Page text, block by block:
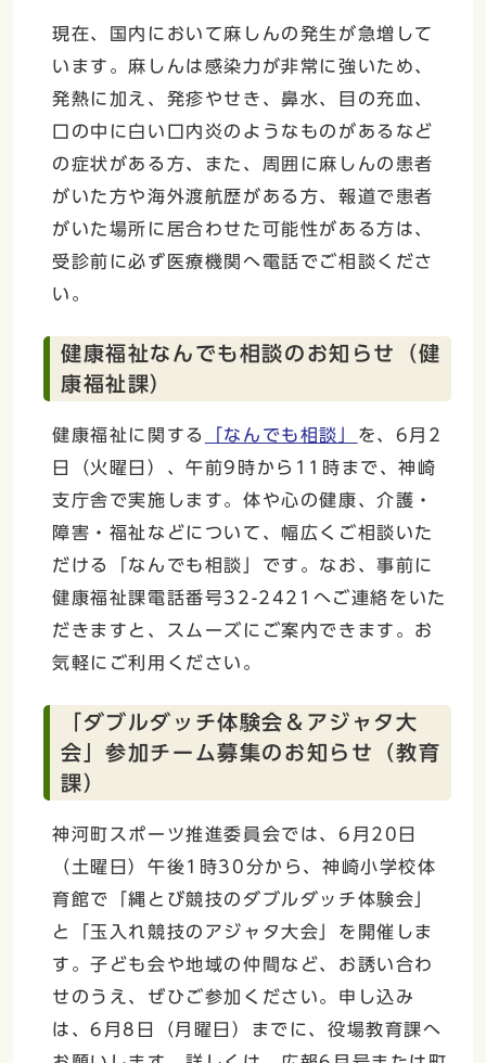
現在、国内において麻しんの発生が急増して
います。麻しんは感染力が非常に強いため、
発熱に加え、発疹やせき、鼻水、目の充血、
口の中に白い口内炎のようなものがあるなど
の症状がある方、また、周囲に麻しんの患者
がいた方や海外渡航歴がある方、報道で患者
がいた場所に居合わせた可能性がある方は、
受診前に必ず医療機関へ電話でご相談くださ
い。
健康福祉なんでも相談のお知らせ（健
康福祉課）
健康福祉に関する 「なんでも相談」 を、6月2
日（火曜日）、午前9時から11時まで、神崎
支庁舎で実施します。体や心の健康、介護・
障害・福祉などについて、幅広くご相談いた
だける「なんでも相談」です。なお、事前に
健康福祉課電話番号32-2421へご連絡をいた
だきますと、スムーズにご案内できます。お
気軽にご利用ください。
「ダブルダッチ体験会＆アジャタ大
会」参加チーム募集のお知らせ（教育
課）
神河町スポーツ推進委員会では、6月20日
（土曜日）午後1時30分から、神崎小学校体
育館で「縄とび競技のダブルダッチ体験会」
と「玉入れ競技のアジャタ大会」を開催しま
す。子ども会や地域の仲間など、お誘い合わ
せのうえ、ぜひご参加ください。申し込み
は、6月8日（月曜日）までに、役場教育課へ